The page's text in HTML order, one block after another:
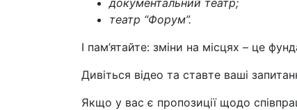
документальний театр;
театр “Форум”.
І пам’ятайте: зміни на місцях – це
Дивіться відео та ставте ваші
Якщо у вас є пропозиції щодо